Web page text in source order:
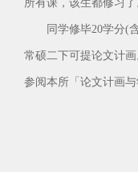
所有课，该生都修习了
同学修毕20学分(含
常硕二下可提论文计
参阅本所「论文计画与